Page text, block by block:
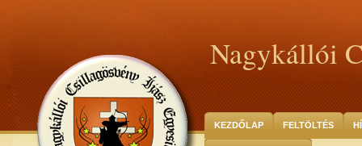
Nagykállói
KEZDŐLAP FELTÖLTÉS